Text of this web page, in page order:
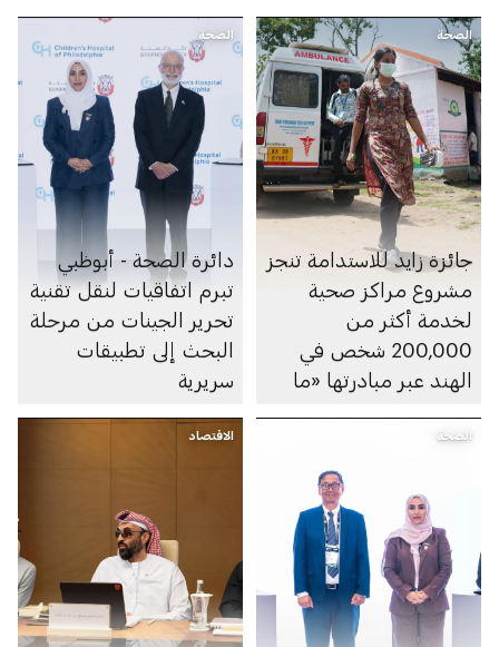
الصحة
جائزة زايد للاستدامة تنجز
مشروع مراكز صحية
لخدمة أكثر من
200,000 شخص في
الهند عبر مبادرتها «ما
الصحة
دائرة الصحة - أبوظبي
تبرم اتفاقيات لنقل تقنية
تحرير الجينات من مرحلة
البحث إلى تطبيقات
سريرية
الصحة الاقتصاد